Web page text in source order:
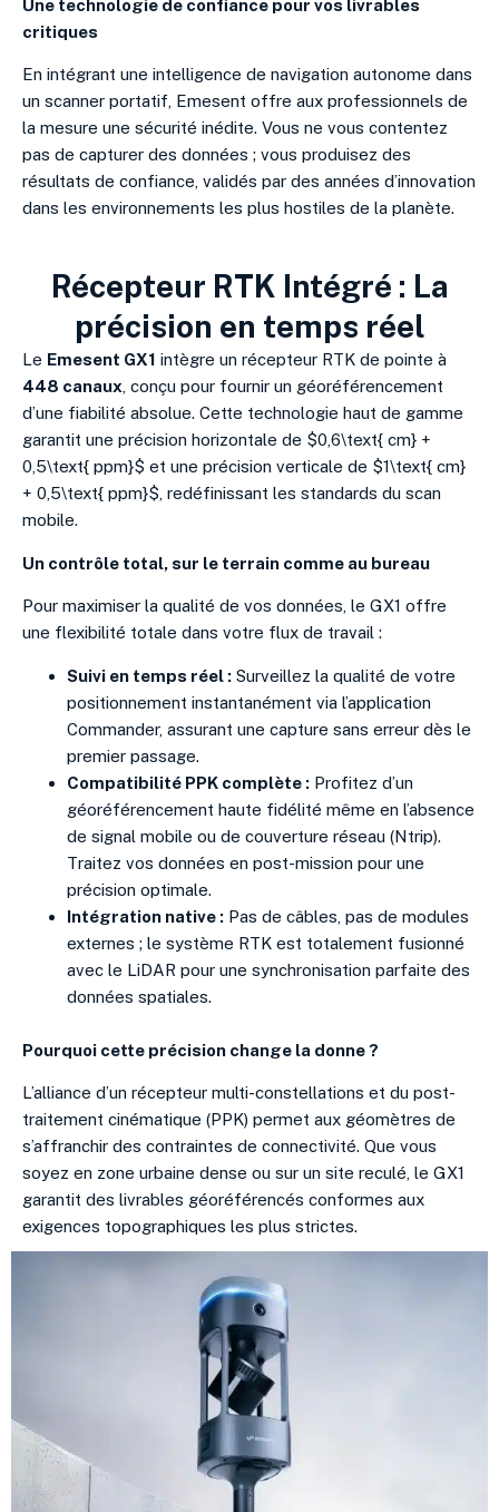
Une technologie de confiance pour vos livrables
critiques
En intégrant une intelligence de navigation autonome dans
un scanner portatif, Emesent offre aux professionnels de
la mesure une sécurité inédite. Vous ne vous contentez
pas de capturer des données ; vous produisez des
résultats de confiance, validés par des années d’innovation
dans les environnements les plus hostiles de la planète.
Récepteur RTK Intégré : La
précision en temps réel
Le Emesent GX1 intègre un récepteur RTK de pointe à
448 canaux , conçu pour fournir un géoréférencement
d’une fiabilité absolue. Cette technologie haut de gamme
garantit une précision horizontale de $0,6\text{ cm} +
0,5\text{ ppm}$ et une précision verticale de $1\text{ cm}
+ 0,5\text{ ppm}$, redéfinissant les standards du scan
mobile.
Un contrôle total, sur le terrain comme au bureau
Pour maximiser la qualité de vos données, le GX1 offre
une flexibilité totale dans votre flux de travail :
Suivi en temps réel : Surveillez la qualité de votre
positionnement instantanément via l’application
Commander, assurant une capture sans erreur dès le
premier passage.
Compatibilité PPK complète : Profitez d’un
géoréférencement haute fidélité même en l’absence
de signal mobile ou de couverture réseau (Ntrip).
Traitez vos données en post-mission pour une
précision optimale.
Intégration native : Pas de câbles, pas de modules
externes ; le système RTK est totalement fusionné
avec le LiDAR pour une synchronisation parfaite des
données spatiales.
Pourquoi cette précision change la donne ?
L’alliance d’un récepteur multi-constellations et du post-
traitement cinématique (PPK) permet aux géomètres de
s’affranchir des contraintes de connectivité. Que vous
soyez en zone urbaine dense ou sur un site reculé, le GX1
garantit des livrables géoréférencés conformes aux
exigences topographiques les plus strictes.